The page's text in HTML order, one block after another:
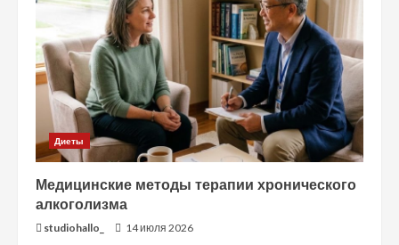
Диеты
Медицинские методы терапии хронического
алкоголизма
studiohallo_ 14 июля 2026